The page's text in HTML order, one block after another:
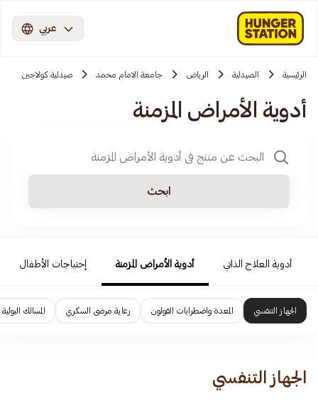
عربي
الرئيسية الصيدلية الرياض جامعة الامام محمد صيدلية كولاجين
أدوية الأمراض المزمنة
ابحث
أدوية العلاج الذاتي أدوية الأمراض المزمنة إحتياجات الأطفال
الجهاز التنفسي المعدة واضطرابات القولون رعاية مرضى السكري المسالك البولية
الجهاز التنفسي